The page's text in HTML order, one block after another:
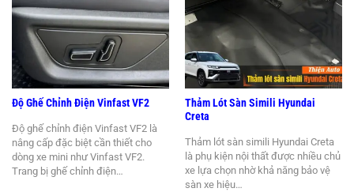
Độ Ghế Chỉnh Điện Vinfast VF2
Độ ghế chỉnh điện Vinfast VF2 là
nâng cấp đặc biệt cần thiết cho
dòng xe mini như Vinfast VF2.
Trang bị ghế chỉnh điện…
Thảm Lót Sàn Simili Hyundai
Creta
Thảm lót sàn simili Hyundai Creta
là phụ kiện nội thất được nhiều chủ
xe lựa chọn nhờ khả năng bảo vệ
sàn xe hiệu…